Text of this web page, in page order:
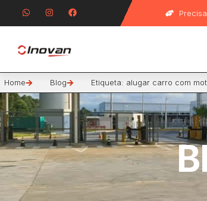
Home Blog Etiqueta: alugar carro com